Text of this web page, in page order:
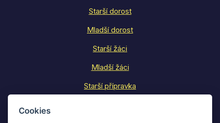
Starší dorost
Mladší dorost
Starší žáci
Mladší žáci
Starší přípravka
Cookies